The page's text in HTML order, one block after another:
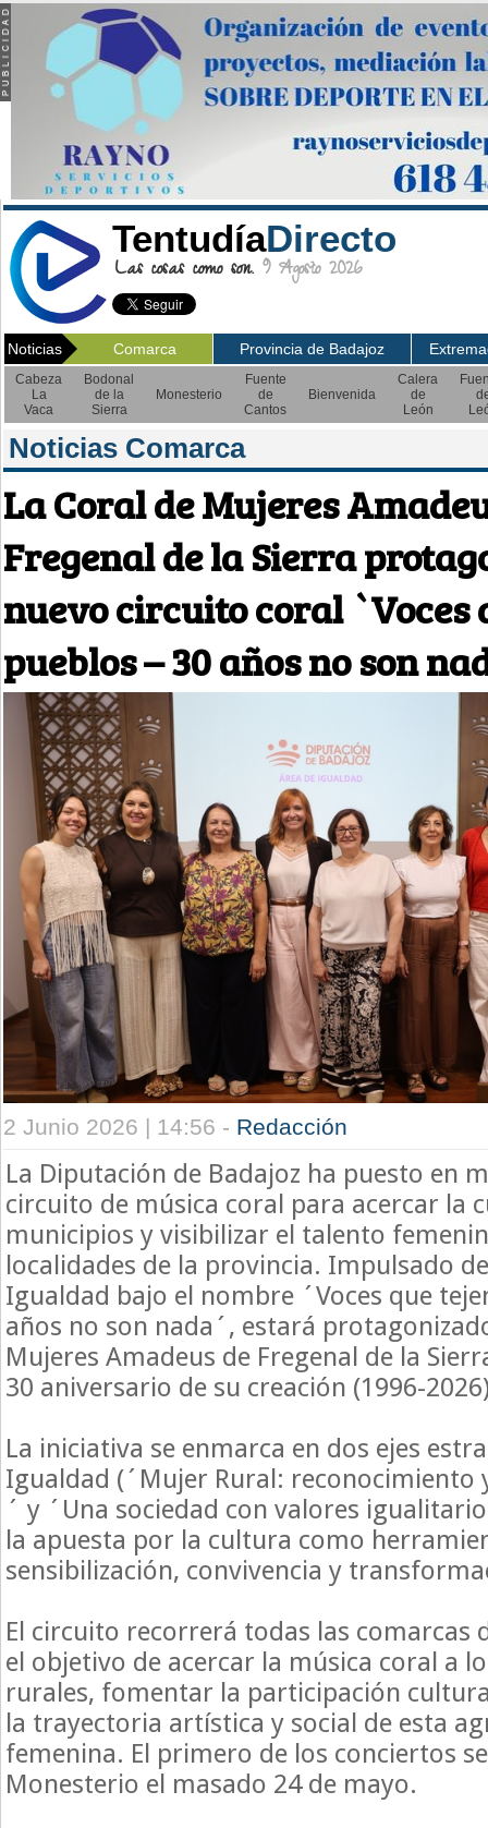
TentudíaDirecto
Las cosas como son. 9 Agosto 2026
Noticias Comarca Provincia de Badajoz
Cabeza
La
Vaca
Bodonal
de la
Sierra
Monesterio
Fuente
de
Cantos
Bienvenida
Calera
de
León
Noticias Comarca
La Coral de Mujeres
Fregenal de la Sierra
nuevo circuito coral `Voces
pueblos – 30 años no son
2 Junio 2026 | 14:56 - Redacción
La Diputación de Badajoz ha puesto en
circuito de música coral para acercar la
municipios y visibilizar el talento
localidades de la provincia. Impulsado
Igualdad bajo el nombre ´Voces que
años no son nada´, estará
Mujeres Amadeus de Fregenal de la
30 aniversario de su creación (1996-
La iniciativa se enmarca en dos ejes
Igualdad (´Mujer Rural: reconocimiento
´ y ´Una sociedad con valores
la apuesta por la cultura como
sensibilización, convivencia y
El circuito recorrerá todas las comarcas
el objetivo de acercar la música coral a
rurales, fomentar la participación
la trayectoria artística y social de esta
femenina. El primero de los conciertos
Monesterio el masado 24 de mayo.